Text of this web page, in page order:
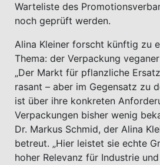
Warteliste des
noch geprüft werden.
Alina Kleiner forscht künftig zu
Thema: der Verpackung
„Der Markt für pflanzliche
rasant – aber im Gegensatz zu
ist über ihre konkreten
Verpackungen bisher wenig
Dr. Markus Schmid, der Alina
betreut. „Hier leistet sie echte
hoher Relevanz für Industrie